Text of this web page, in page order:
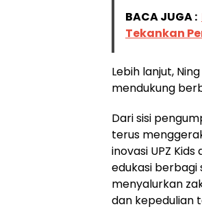
BACA JUGA :
Tekankan
Lebih lanjut,
mendukung
Dari sisi
terus
inovasi UPZ
edukasi berbagi
menyalurkan
dan kepedulian